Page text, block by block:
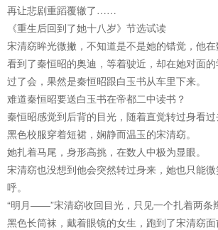
再让悲剧重蹈覆辙了……
《重生后回到了她十八岁》节选试读
宋清窈眸光微撇，不知道是不是她的错觉，他
看到了秦恒昭的奥迪，等着驶近，却在她对面的
过了会，果然是秦恒昭跟白玉书从车里下来。
难道秦恒昭要送白玉书在帝都二中读书？
秦恒昭感觉到后背的目光，随着直觉转过身看
黑色校服穿着短裙，娴静而温玉的宋清窈。
她扎着马尾，身形高挑，在数人中极为显眼。
宋清窈也没想到他会突然转过身来，她也只能
呼。
“明月——”宋清窈收回目光，只见一个扎着两条
黑色长筒袜，戴着眼镜的女生，跑到了宋清窈面